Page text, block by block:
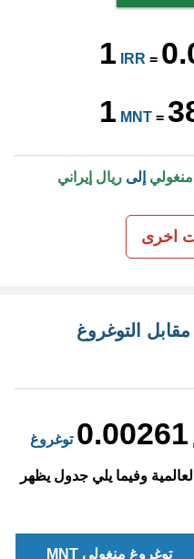
1 IRR =
1 MNT =
إلى ريال إيراني
اخرى
التوغروغ
0.00261 توغروغ
وفيما يلي جدول يظهر
توغروغ منغولي MNT